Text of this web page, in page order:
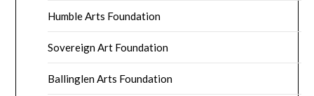
Humble Arts Foundation
Sovereign Art Foundation
Ballinglen Arts Foundation